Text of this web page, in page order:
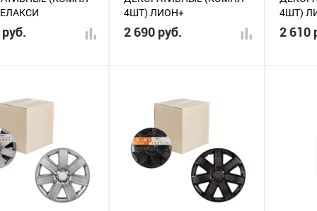
КАРБОН
19
4ШТ) ЛИОН+
СЕРЕБРИСТО-ЧЕРНЫЕ
AWCC-14-02
2 690 руб.
4ШТ)
14-03
2 610